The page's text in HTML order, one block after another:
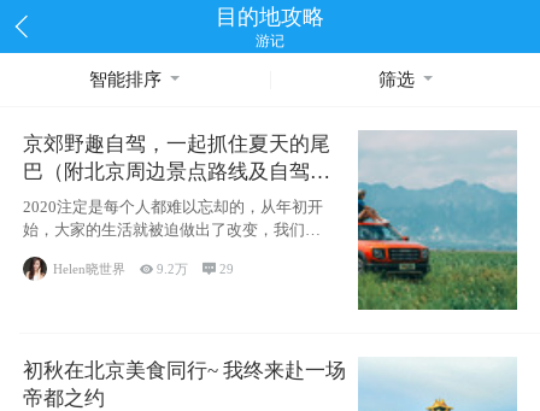
目的地攻略
游记
智能排序 筛选
京郊野趣自驾，一起抓住夏天的尾
巴（附北京周边景点路线及自驾攻
略）
2020注定是每个人都难以忘却的，从年初开
始，大家的生活就被迫做出了改变，我们也
不例外。本来双双辞职是为
Helen晓世界 9.2万 29
初秋在北京美食同行~ 我终来赴一场
帝都之约